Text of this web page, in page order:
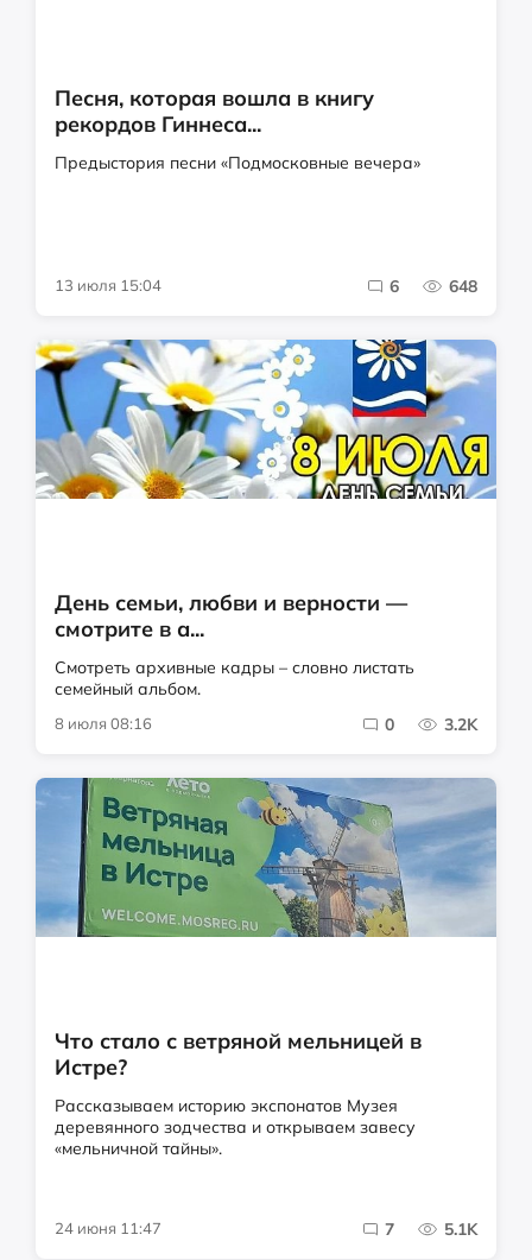
Песня, которая вошла в книгу
рекордов Гиннеса...
Предыстория песни «Подмосковные вечера»
13 июля 15:04 6 648
День семьи, любви и верности —
смотрите в а...
Смотреть архивные кадры – словно листать
семейный альбом.
8 июля 08:16 0 3.2K
Что стало с ветряной мельницей в
Истре?
Рассказываем историю экспонатов Музея
деревянного зодчества и открываем завесу
«мельничной тайны».
24 июня 11:47 7 5.1K